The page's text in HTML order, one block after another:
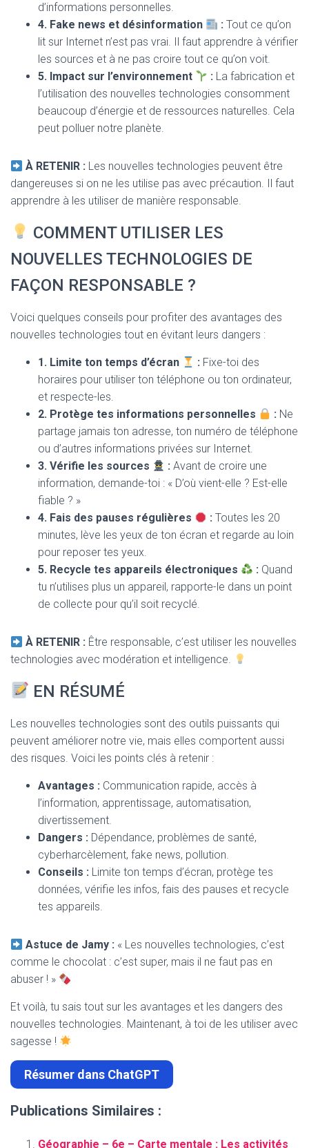
d’informations personnelles.
4. Fake news et désinformation
: Tout ce qu’on
lit sur Internet n’est pas vrai. Il faut apprendre à vérifier
les sources et à ne pas croire tout ce qu’on voit.
5. Impact sur l’environnement
: La fabrication et
l’utilisation des nouvelles technologies consomment
beaucoup d’énergie et de ressources naturelles. Cela
peut polluer notre planète.
À RETENIR : Les nouvelles technologies peuvent être
dangereuses si on ne les utilise pas avec précaution. Il faut
apprendre à les utiliser de manière responsable.
COMMENT UTILISER LES
NOUVELLES TECHNOLOGIES DE
FAÇON RESPONSABLE ?
Voici quelques conseils pour profiter des avantages des
nouvelles technologies tout en évitant leurs dangers :
1. Limite ton temps d’écran : Fixe-toi des
horaires pour utiliser ton téléphone ou ton ordinateur,
et respecte-les.
2. Protège tes informations personnelles
: Ne
partage jamais ton adresse, ton numéro de téléphone
ou d’autres informations privées sur Internet.
3. Vérifie les sources
: Avant de croire une
information, demande-toi : « D’où vient-elle ? Est-elle
fiable ? »
4. Fais des pauses régulières
: Toutes les 20
minutes, lève les yeux de ton écran et regarde au loin
pour reposer tes yeux.
5. Recycle tes appareils électroniques
: Quand
tu n’utilises plus un appareil, rapporte-le dans un point
de collecte pour qu’il soit recyclé.
À RETENIR : Être responsable, c’est utiliser les nouvelles
technologies avec modération et intelligence.
EN RÉSUMÉ
Les nouvelles technologies sont des outils puissants qui
peuvent améliorer notre vie, mais elles comportent aussi
des risques. Voici les points clés à retenir :
Avantages : Communication rapide, accès à
l’information, apprentissage, automatisation,
divertissement.
Dangers : Dépendance, problèmes de santé,
cyberharcèlement, fake news, pollution.
Conseils : Limite ton temps d’écran, protège tes
données, vérifie les infos, fais des pauses et recycle
tes appareils.
Astuce de Jamy : « Les nouvelles technologies, c’est
comme le chocolat : c’est super, mais il ne faut pas en
abuser ! »
Et voilà, tu sais tout sur les avantages et les dangers des
nouvelles technologies. Maintenant, à toi de les utiliser avec
sagesse !
Résumer dans ChatGPT
Publications Similaires :
Géographie – 6e – Carte mentale : Les activités